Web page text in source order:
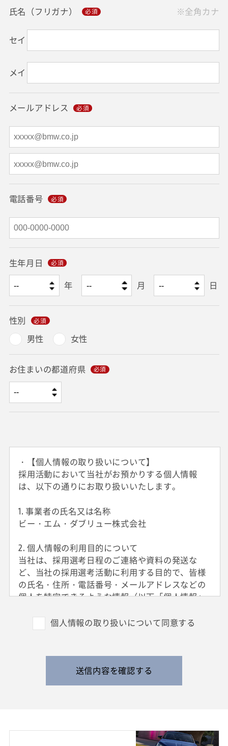
氏名（フリガナ）
セイ
メイ
※全角カナ
メールアドレス
電話番号
生年月日
年
月 日
性別
男性
女性
お住まいの都道府県
・【個人情報の取り扱いについて】
採用活動において当社がお預かりする個人情報
は、以下の通りにお取り扱いいたします。
1. 事業者の氏名又は名称
ビー・エム・ダブリュー株式会社
2. 個人情報の利用目的について
当社は、採用選考日程のご連絡や資料の発送な
ど、当社の採用選考活動に利用する目的で、皆様
の氏名・住所・電話番号・メールアドレスなどの
個人を特定できるような情報（以下「個人情報」
外国籍の方からは、日本国での就労可否の確認に
利用する目的で、日本国の在留および就労資格を
また、特定の業務に従事することが可能であるか
を判断する目的で、健康診断書や障害者手帳等の
す。
個人情報の取り扱いについて同意する
送信内容を確認する